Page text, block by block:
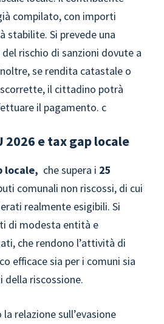
compilato, con importi
stabilite. Si prevede una
rischio di sanzioni dovute a
se rendita catastale o
il cittadino potrà
il pagamento. c
2026 e tax gap locale
locale, che supera i 25
comunali non riscossi, di cui
realmente esigibili. Si
di modesta entità e
che rendono l’attività di
efficace sia per i comuni sia
riscossione.
relazione sull’evasione